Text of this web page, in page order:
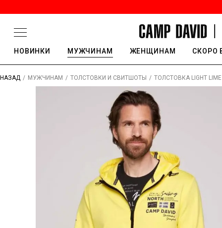
НОВИНКИ МУЖЧИНАМ ЖЕНЩИНАМ СКОРО
НАЗАД / МУЖЧИНАМ / ТОЛСТОВКИ И СВИТШОТЫ / ТОЛСТОВКА LIGHT LIME